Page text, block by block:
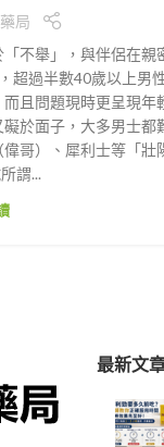
局
不舉」，與伴侶在親
超過半數40歲以上男
且問題現時更呈現年
於面子，大多男士都
哥）、犀利士等「壯
謂...
最新文